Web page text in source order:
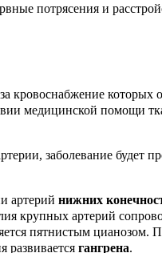
потрясения и
кровоснабжение
медицинской помощи
заболевание будет
артерий нижних
крупных артерий
пятнистым
развивается гангрена.